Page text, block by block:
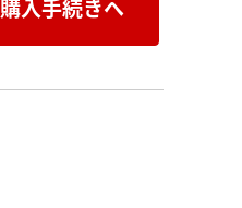
購入手続きへ